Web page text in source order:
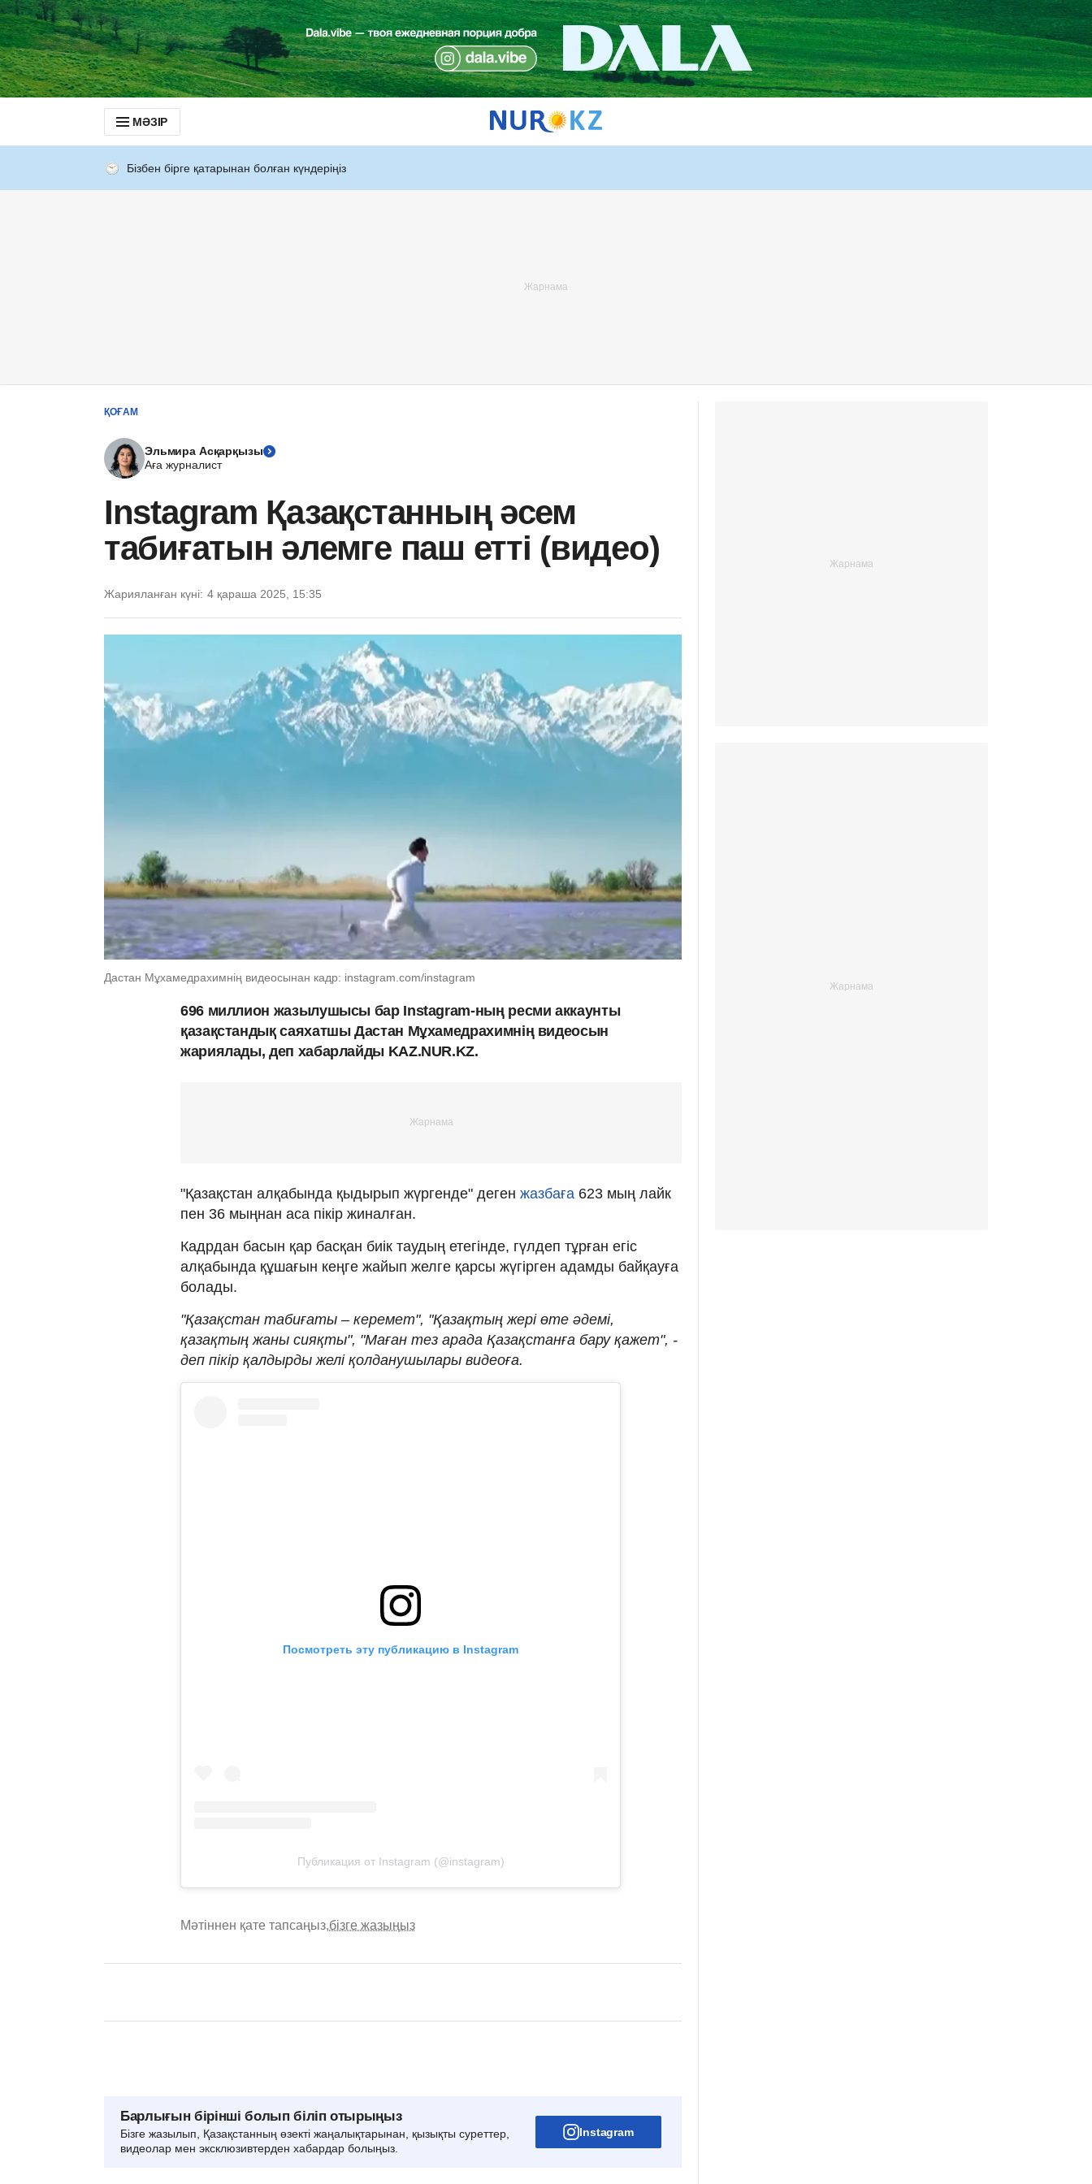
МӘЗІР
Бізбен бірге қатарынан болған күндеріңіз
ҚОҒАМ
Эльмира Асқарқызы
Аға журналист
Instagram Қазақстанның әсем
табиғатын әлемге паш етті (видео)
Жарияланған күні: 4 қараша 2025, 15:35
Дастан Мұхамедрахимнің видеосынан кадр: instagram.com/instagram
696 миллион жазылушысы бар Instagram-ның ресми аккаунты
қазақстандық саяхатшы Дастан Мұхамедрахимнің видеосын
жариялады, деп хабарлайды KAZ.NUR.KZ.
"Қазақстан алқабында қыдырып жүргенде" деген жазбаға 623 мың лайк
пен 36 мыңнан аса пікір жиналған.
Кадрдан басын қар басқан биік таудың етегінде, гүлдеп тұрған егіс
алқабында құшағын кеңге жайып желге қарсы жүгірген адамды байқауға
болады.
"Қазақстан табиғаты – керемет", "Қазақтың жері өте әдемі,
қазақтың жаны сияқты", "Маған тез арада Қазақстанға бару қажет", -
деп пікір қалдырды желі қолданушылары видеоға.
Посмотреть эту публикацию в Instagram
Публикация от Instagram (@instagram)
Мәтіннен қате тапсаңыз,бізге жазыңыз
Барлығын бірінші болып біліп отырыңыз
Бізге жазылып, Қазақстанның өзекті жаңалықтарынан, қызықты суреттер,
видеолар мен эксклюзивтерден хабардар болыңыз.
Instagram